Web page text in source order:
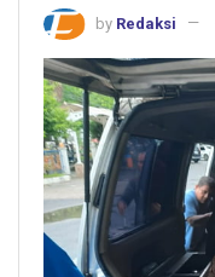
by Redaksi